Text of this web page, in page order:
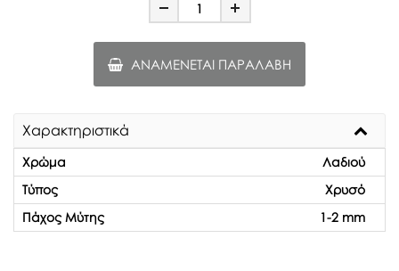
Minus Plus
ΑΝΑΜΈΝΕΤΑΙ ΠΑΡΑΛΑΒΉ
Χαρακτηριστικά
Χρώμα
Λαδιού
Τύπος
Χρυσό
Πάχος Μύτης
1-2 mm